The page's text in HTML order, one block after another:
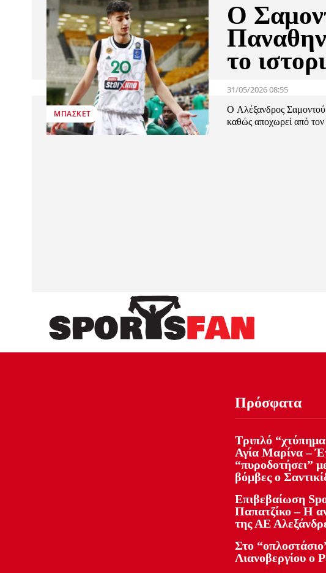
ΜΠΆΣΚΕΤ
Ο
το
31/05/2026 08:55
Ο Αλέξανδρος
καθώς αποχωρεί από τον
Πρόσφατα
Τριπλό
Αγία Μαρίνα –
“πυροδοτήσει”
βόμβες ο
Επιβεβαίωση
Παπατζίκο – Η
της ΑΕ
Στο
Λιανοβεργίου ο